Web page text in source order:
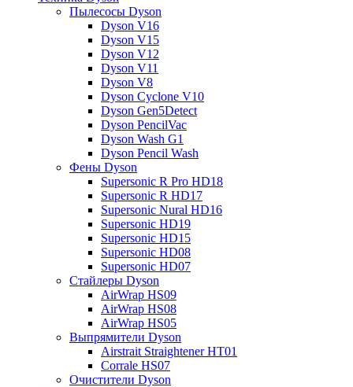
Пылесосы Dyson
Dyson V16
Dyson V15
Dyson V12
Dyson V11
Dyson V8
Dyson Cyclone V10
Dyson Gen5Detect
Dyson PencilVac
Dyson Wash G1
Dyson Pencil Wash
Фены Dyson
Supersonic R Pro HD18
Supersonic R HD17
Supersonic Nural HD16
Supersonic HD19
Supersonic HD15
Supersonic HD08
Supersonic HD07
Стайлеры Dyson
AirWrap HS09
AirWrap HS08
AirWrap HS05
Выпрямители Dyson
Airstrait Straightener HT01
Corrale HS07
Очистители Dyson